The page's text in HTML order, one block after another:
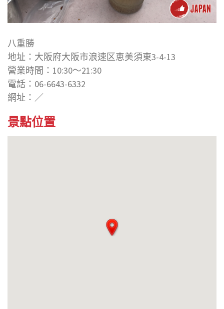
八重勝
地址：大阪府大阪市浪速区恵美須東3-4-13
營業時間：10:30～21:30
電話：06-6643-6332
網址：／
景點位置